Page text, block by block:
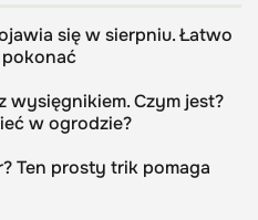
się w sierpniu. Łatwo
wysięgnikiem. Czym jest?
w ogrodzie?
Ten prosty trik pomaga